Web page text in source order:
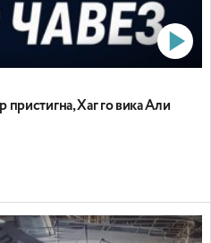
пристигна, Хаг го вика Али